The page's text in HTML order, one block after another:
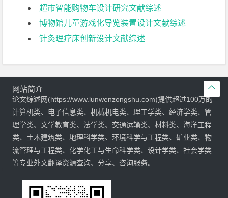
超市智能购物车设计研究文献综述
博物馆儿童游戏化导览装置设计文献综述
针灸理疗床创新设计文献综述

网站简介
论文综述网(https://www.lunwenzongshu.com)提供超过100万的
计算机类、电子信息类、机械机电类、理工学类、经济学类、管
理学类、文学教育类、法学类、交通运输类、材料类、海洋工程
类、土木建筑类、地理科学类、环境科学与工程类、矿业类、物
流管理与工程类、化学化工与生命科学类、设计学类、社会学类
等专业外文翻译资源查询、分享、咨询服务。